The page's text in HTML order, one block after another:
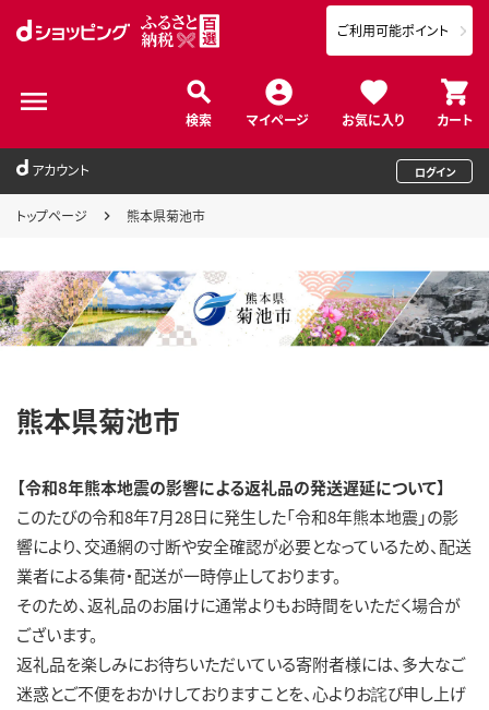
検索 マイページ お気に入り カート
ご利用可能ポイント
アカウント ログイン
トップページ 熊本県菊池市
熊本県菊池市
【令和8年熊本地震の影響による返礼品の発送遅延について】
このたびの令和8年7月28日に発生した「令和8年熊本地震」の影
響により、交通網の寸断や安全確認が必要となっているため、配送
業者による集荷・配送が一時停止しております。​
そのため、返礼品のお届けに通常よりもお時間をいただく場合が
ございます。​
返礼品を楽しみにお待ちいただいている寄附者様には、多大なご
迷惑とご不便をおかけしておりますことを、心よりお詫び申し上げ